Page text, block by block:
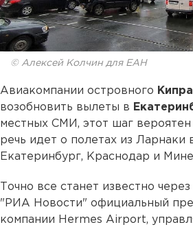
© Алексей Колчин для ЕАН
Авиакомпании островного Кипра
возобновить вылеты в
местных СМИ, этот шаг вероятен
речь идет о полетах из Ларнаки
Екатеринбург, Краснодар и
Точно все станет известно
"РИА Новости" официальный
компании Hermes Airport,